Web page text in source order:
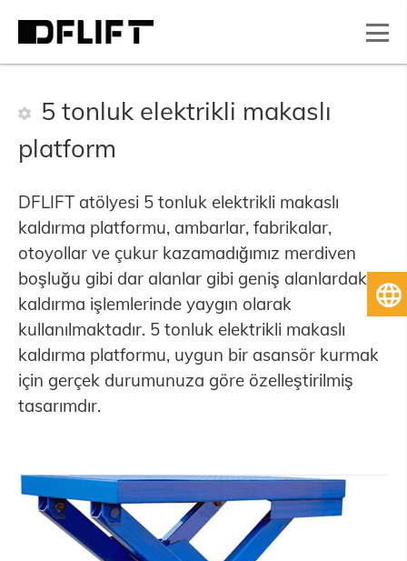
5 tonluk elektrikli makaslı
platform
DFLIFT atölyesi 5 tonluk elektrikli makaslı
kaldırma platformu, ambarlar, fabrikalar,
otoyollar ve çukur kazamadığımız merdiven
boşluğu gibi dar alanlar gibi geniş alanlardaki
kaldırma işlemlerinde yaygın olarak
kullanılmaktadır. 5 tonluk elektrikli makaslı
kaldırma platformu, uygun bir asansör kurmak
için gerçek durumunuza göre özelleştirilmiş
tasarımdır.